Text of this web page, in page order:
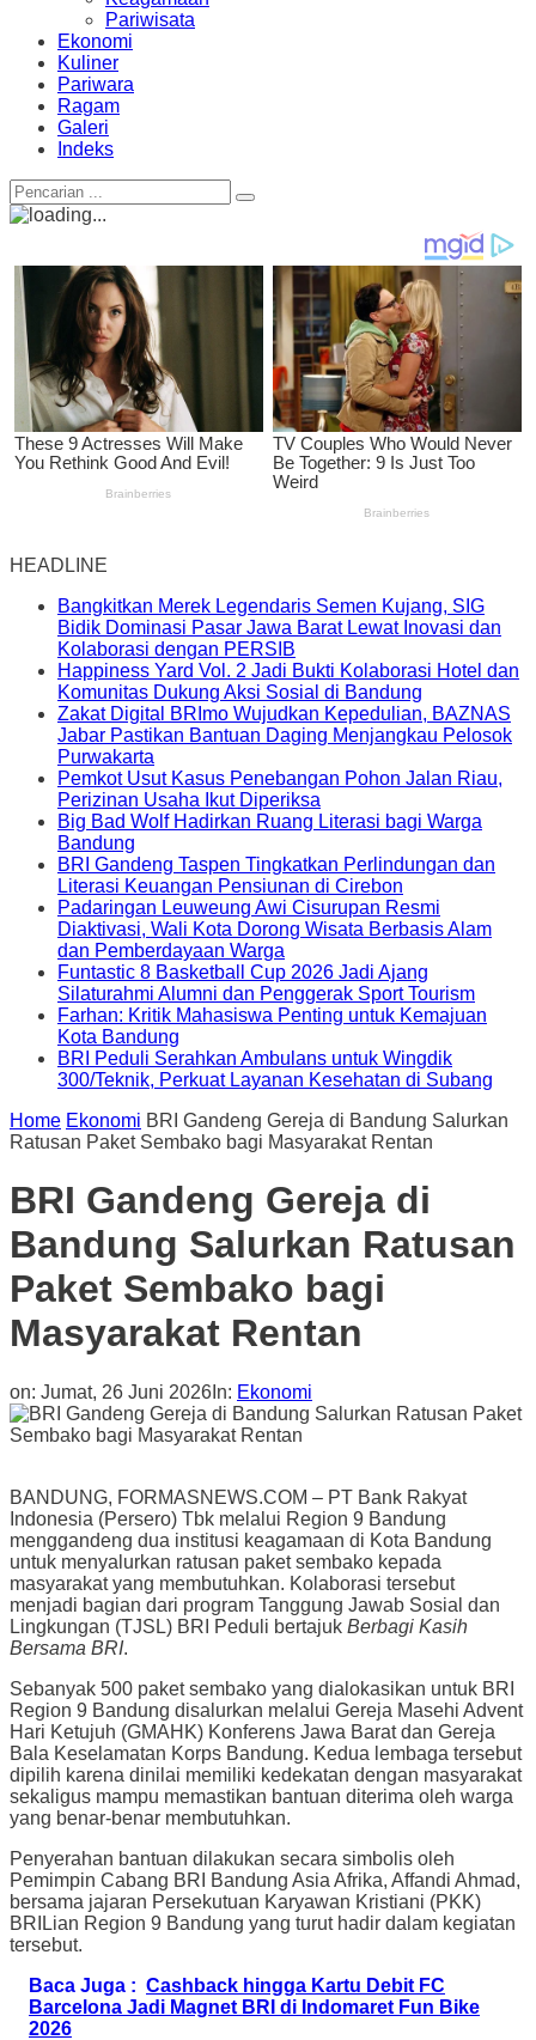
Pariwisata
Ekonomi
Kuliner
Pariwara
Ragam
Galeri
Indeks
HEADLINE
Bangkitkan Merek Legendaris Semen Kujang, SIG
Bidik Dominasi Pasar Jawa Barat Lewat Inovasi dan
Kolaborasi dengan PERSIB
Happiness Yard Vol. 2 Jadi Bukti Kolaborasi Hotel dan
Komunitas Dukung Aksi Sosial di Bandung
Zakat Digital BRImo Wujudkan Kepedulian, BAZNAS
Jabar Pastikan Bantuan Daging Menjangkau Pelosok
Purwakarta
Pemkot Usut Kasus Penebangan Pohon Jalan Riau,
Perizinan Usaha Ikut Diperiksa
Big Bad Wolf Hadirkan Ruang Literasi bagi Warga
Bandung
BRI Gandeng Taspen Tingkatkan Perlindungan dan
Literasi Keuangan Pensiunan di Cirebon
Padaringan Leuweung Awi Cisurupan Resmi
Diaktivasi, Wali Kota Dorong Wisata Berbasis Alam
dan Pemberdayaan Warga
Funtastic 8 Basketball Cup 2026 Jadi Ajang
Silaturahmi Alumni dan Penggerak Sport Tourism
Farhan: Kritik Mahasiswa Penting untuk Kemajuan
Kota Bandung
BRI Peduli Serahkan Ambulans untuk Wingdik
300/Teknik, Perkuat Layanan Kesehatan di Subang
Home Ekonomi BRI Gandeng Gereja di Bandung Salurkan
Ratusan Paket Sembako bagi Masyarakat Rentan
BRI Gandeng Gereja di
Bandung Salurkan Ratusan
Paket Sembako bagi
Masyarakat Rentan
on: Jumat, 26 Juni 2026 In: Ekonomi
BANDUNG, FORMASNEWS.COM – PT Bank Rakyat
Indonesia (Persero) Tbk melalui Region 9 Bandung
menggandeng dua institusi keagamaan di Kota Bandung
untuk menyalurkan ratusan paket sembako kepada
masyarakat yang membutuhkan. Kolaborasi tersebut
menjadi bagian dari program Tanggung Jawab Sosial dan
Lingkungan (TJSL) BRI Peduli bertajuk Berbagi Kasih
Bersama BRI.
Sebanyak 500 paket sembako yang dialokasikan untuk BRI
Region 9 Bandung disalurkan melalui Gereja Masehi Advent
Hari Ketujuh (GMAHK) Konferens Jawa Barat dan Gereja
Bala Keselamatan Korps Bandung. Kedua lembaga tersebut
dipilih karena dinilai memiliki kedekatan dengan masyarakat
sekaligus mampu memastikan bantuan diterima oleh warga
yang benar-benar membutuhkan.
Penyerahan bantuan dilakukan secara simbolis oleh
Pemimpin Cabang BRI Bandung Asia Afrika, Affandi Ahmad,
bersama jajaran Persekutuan Karyawan Kristiani (PKK)
BRILian Region 9 Bandung yang turut hadir dalam kegiatan
tersebut.
Baca Juga : Cashback hingga Kartu Debit FC
Barcelona Jadi Magnet BRI di Indomaret Fun Bike
2026